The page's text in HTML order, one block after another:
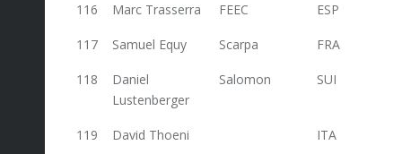
116 Marc Trasserra FEEC ESP
117 Samuel Equy Scarpa FRA
118
Daniel
Lustenberger
Salomon SUI
119 David Thoeni ITA